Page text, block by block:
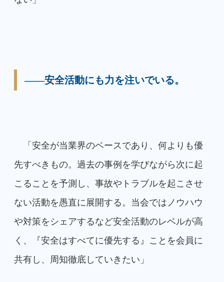
――安全活動にも力を注いでいる。
「安全が当業界のベースであり、何よりも優
先すべきもの。過去の事例を学びながら次に起
こることを予測し、事故やトラブルを起こさせ
ない活動を愚直に展開する。当会ではノウハウ
や対策をシェアするなど安全活動のレベルが高
く、『安全はすべてに優先する』ことを会員に
共有し、周知徹底していきたい」